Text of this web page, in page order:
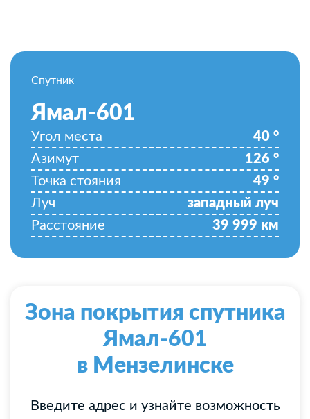
Спутник
Ямал-601
Угол места 40 °
Азимут
126 °
Точка стояния
49 °
Луч
западный луч
Расстояние
39 999 км
Зона покрытия спутника
Ямал-601
в Мензелинске
Введите адрес и узнайте возможность